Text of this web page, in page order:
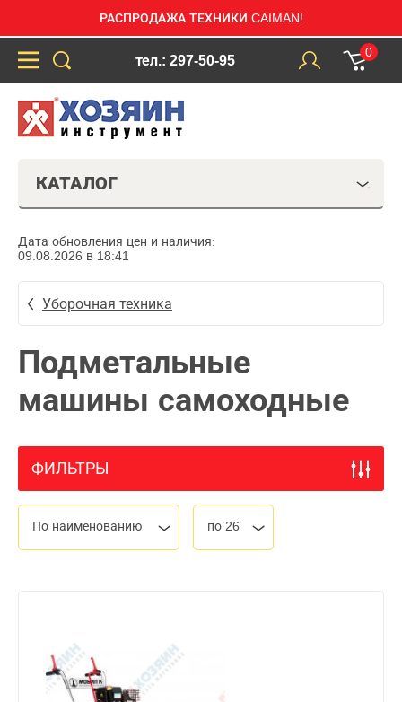
РАСПРОДАЖА ТЕХНИКИ CAIMAN!
тел.: 297-50-95
0
КАТАЛОГ
Дата обновления цен и наличия:
09.08.2026 в 18:41
Уборочная техника
Подметальные
машины самоходные
ФИЛЬТРЫ
По наименованию по 26